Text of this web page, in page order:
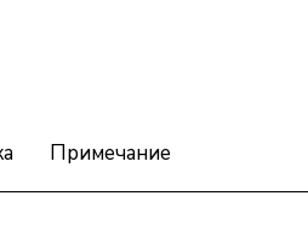
Примечание